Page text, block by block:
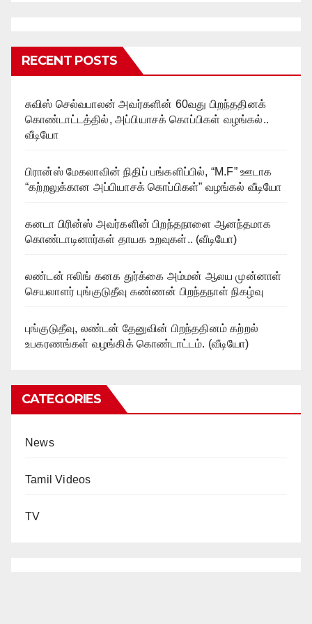
RECENT POSTS
சுவிஸ் செல்வபாலன் அவர்களின் 60வது பிறந்ததினக்
கொண்டாட்டத்தில், அப்பியாசக் கொப்பிகள் வழங்கல்..
வீடியோ
பிரான்ஸ் மேகலாவின் நிதிப் பங்களிப்பில், “M.F” ஊடாக
“கற்றலுக்கான அப்பியாசக் கொப்பிகள்” வழங்கல் வீடியோ
கனடா பிரின்ஸ் அவர்களின் பிறந்தநாளை ஆனந்தமாக
கொண்டாடினார்கள் தாயக உறவுகள்.. (வீடியோ)
லண்டன் ஈலிங் கனக துர்க்கை அம்மன் ஆலய முன்னாள்
செயலாளர் புங்குடுதீவு கண்ணன் பிறந்தநாள் நிகழ்வு
புங்குடுதீவு, லண்டன் தேனுவின் பிறந்ததினம் கற்றல்
உபகரணங்கள் வழங்கிக் கொண்டாட்டம். (வீடியோ)
CATEGORIES
News
Tamil Videos
TV